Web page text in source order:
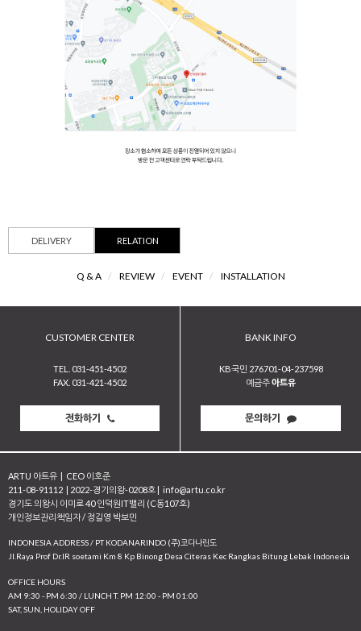
DELIVERY RELATION
Q & A / REVIEW / EVENT / INSTALLATION
CUSTOMER CENTER
TEL. 031-451-4502
FAX. 031-421-4502
전화하기
BANK INFO
KB국민 276701-04-237598
예금주아트유
문의하기
ARTU 아트유 | CEO 이호준
211-08-91112 | 2022-경기의왕-0208호 | info@artu.co.kr
경기도 의왕시 이미로 40 인덕원IT밸리 (C동107호)
개인정보관리책임자 / 정길영 박보민
INDONESIA ADDRESS / PT KODANARINDO (주)코다나린도
JI.Raya Prof Dr.IR soetami Km 8 Kp Binong Desa Citeras Kec Rangkas Bitung Lebak Indonesia
OFFICE HOURS
AM 9:30 - PM 6:30 / LUNCH T. PM 12:00 - PM 01:00
SAT, SUN, HOLIDAY OFF